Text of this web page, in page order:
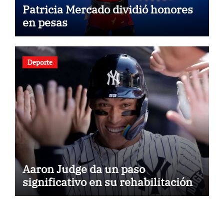
Patricia Mercado dividió honores
en pesas
Deporte
Aaron Judge da un paso
significativo en su rehabilitación